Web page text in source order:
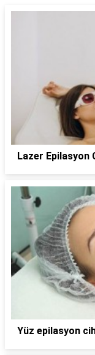
Lazer Epilasyon
Yüz epilasyon